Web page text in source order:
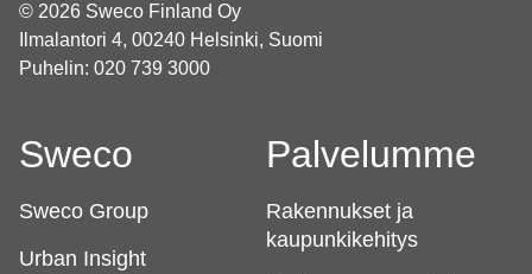
© 2026 Sweco Finland Oy
Ilmalantori 4, 00240 Helsinki, Suomi
Puhelin: 020 739 3000
Sweco
Sweco Group
Urban Insight
Palvelumme
Rakennukset ja
kaupunkikehitys